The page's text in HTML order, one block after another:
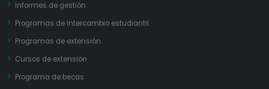
Informes de gestión
Programas de intercambio estudiantil
Programas de extensión
Cursos de extensión
Programa de becas